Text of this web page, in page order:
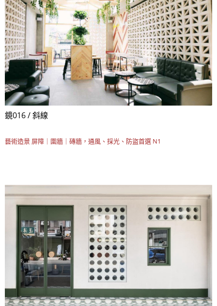
鏡016 / 斜線
藝術造景 屏障｜圍牆｜磚牆，通風、採光、防盜首選 N1